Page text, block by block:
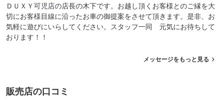
ＤＵＸＹ可児店の店長の木下です。お越し頂くお客様とのご縁を大
切にお客様目線に沿ったお車の御提案をさせて頂きます。是非、お
気軽に遊びにいらしてください。スタッフ一同 元気にお待ちして
おります！！
メッセージをもっと見る
販売店の口コミ